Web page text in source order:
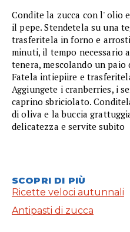
Condite la zucca con l' olio
il pepe. Stendetela su una
trasferitela in forno e
minuti, il tempo necessario
tenera, mescolando un paio
Fatela intiepiire e
Aggiungete i cranberries, i
caprino sbriciolato.
di oliva e la buccia
delicatezza e servite subito
SCOPRI DI PIÙ
Ricette veloci autunnali
Antipasti di zucca